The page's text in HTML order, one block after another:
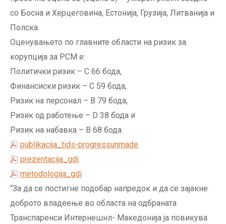
со Босна и Херцеговина, Естонија, Грузија, Литванија и
Полска.
Оценувањето по главните области на ризик за
корупција за РСМ е:
Политички ризик – C 66 бода,
Финансиски ризик – C 59 бода,
Ризик на персонал – B 79 бода,
Ризик од работење – D 38 бода и
Ризик на набавка – B 68 бода.
publikacija_tids-progressunmade
prezentacija_gdi
metodologija_gdi
“За да се постигне подобар напредок и да се зајакне
доброто владеење во областа на одбраната
Транспаренси Интернешнл- Македонија ја повикува